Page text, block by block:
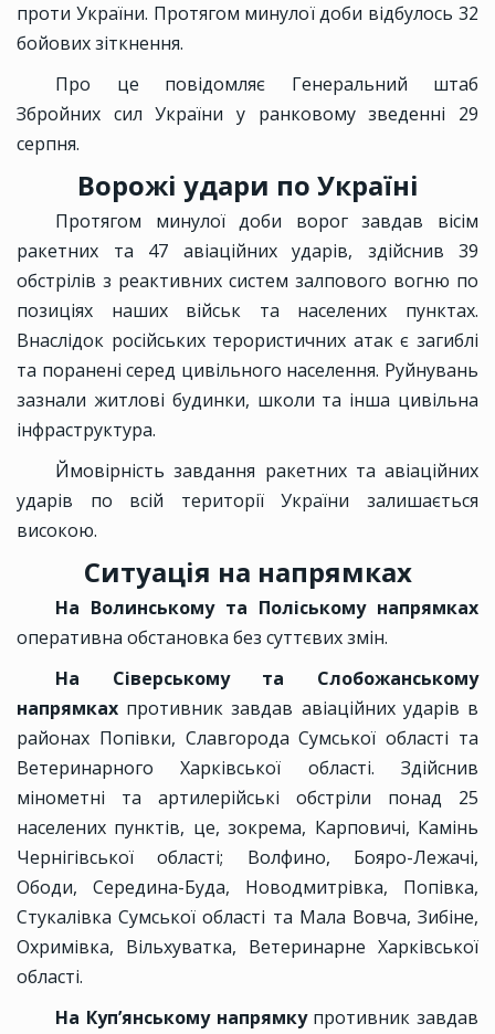
проти України. Протягом минулої доби відбулось 32
бойових зіткнення.
Про це повідомляє Генеральний штаб
Збройних сил України у ранковому зведенні 29
серпня.
Ворожі удари по Україні
Протягом минулої доби ворог завдав вісім
ракетних та 47 авіаційних ударів, здійснив 39
обстрілів з реактивних систем залпового вогню по
позиціях наших військ та населених пунктах.
Внаслідок російських терористичних атак є загиблі
та поранені серед цивільного населення. Руйнувань
зазнали житлові будинки, школи та інша цивільна
інфраструктура.
Ймовірність завдання ракетних та авіаційних
ударів по всій території України залишається
високою.
Ситуація на напрямках
На Волинському та Поліському напрямках
оперативна обстановка без суттєвих змін.
На Сіверському та Слобожанському
напрямках противник завдав авіаційних ударів в
районах Попівки, Славгорода Сумської області та
Ветеринарного Харківської області. Здійснив
мінометні та артилерійські обстріли понад 25
населених пунктів, це, зокрема, Карповичі, Камінь
Чернігівської області; Волфино, Бояро-Лежачі,
Ободи, Середина-Буда, Новодмитрівка, Попівка,
Стукалівка Сумської області та Мала Вовча, Зибіне,
Охримівка, Вільхуватка, Ветеринарне Харківської
області.
На Куп’янському напрямку противник завдав